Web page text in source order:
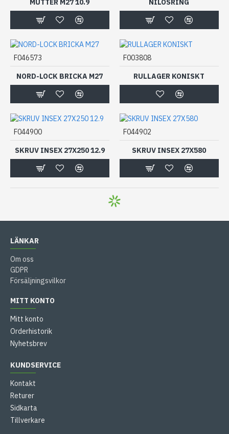
MUTTER M27 10.9
NILOSRING
F046573
NORD-LOCK BRICKA M27
F003808
RULLAGER KONISKT
F044900
SKRUV INSEX 27X250 12.9
F044902
SKRUV INSEX 27X580
LÄNKAR
Om oss
GDPR
Försäljningsvilkor
MITT KONTO
Mitt konto
Orderhistorik
Nyhetsbrev
KUNDSERVICE
Kontakt
Returer
Sidkarta
Tillverkare